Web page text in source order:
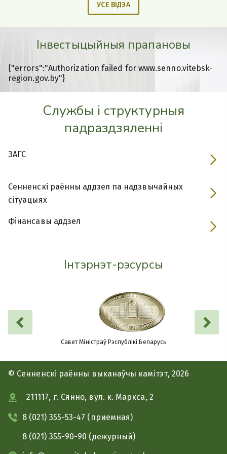
Банк вакансій для
непаўналетніх ва ўзросце
ад 14 да 18 гадоў на летні
Славянскi базар у Вiцебску
Рэспубліканскі марафон
моладзі і студэнцтва
Усебеларускі народны
УСЕ ВІДЭА
Інвестыцыйныя прапановы
{"errors":"Authorization failed for www.senno.vitebsk-
region.gov.by"}
Службы і структурныя
падраздзяленні
ЗАГС
Сенненскі раённы аддзел па надзвычайных
сітуацыях
Фiнансавы аддзел
Інтэрнэт-рэсурсы
Савет Міністраў Рэспублікі Беларусь
© Сенненскі раённы выканаўчы камітэт, 2026
211117, г. Сянно, вул. к. Маркса, 2
8 (021) 355-53-47 (приемная)
8 (021) 355-90-90 (дежурный)